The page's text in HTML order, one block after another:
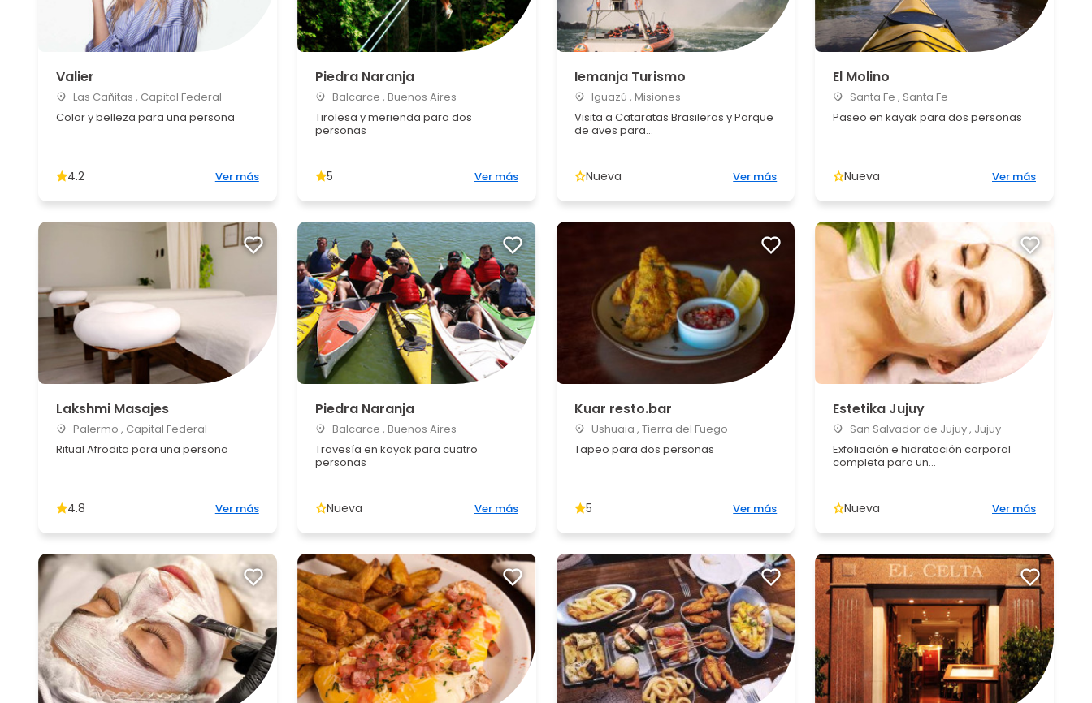
Valier
Las Cañitas , Capital Federal
Color y belleza para una persona
4.2 Ver más
Piedra Naranja
Balcarce , Buenos Aires
Tirolesa y merienda para dos
personas
5 Ver más
Iemanja Turismo
Iguazú , Misiones
Visita a Cataratas Brasileras y Parque
de aves para...
Nueva Ver más
El Molino
Santa Fe , Santa Fe
Paseo en kayak para dos personas
Nueva Ver más
Lakshmi Masajes
Palermo , Capital Federal
Ritual Afrodita para una persona
4.8 Ver más
Piedra Naranja
Balcarce , Buenos Aires
Travesía en kayak para cuatro
personas
Nueva Ver más
Kuar resto.bar
Ushuaia , Tierra del Fuego
Tapeo para dos personas
5 Ver más
Estetika Jujuy
San Salvador de Jujuy , Jujuy
Exfoliación e hidratación corporal
completa para un...
Nueva Ver más